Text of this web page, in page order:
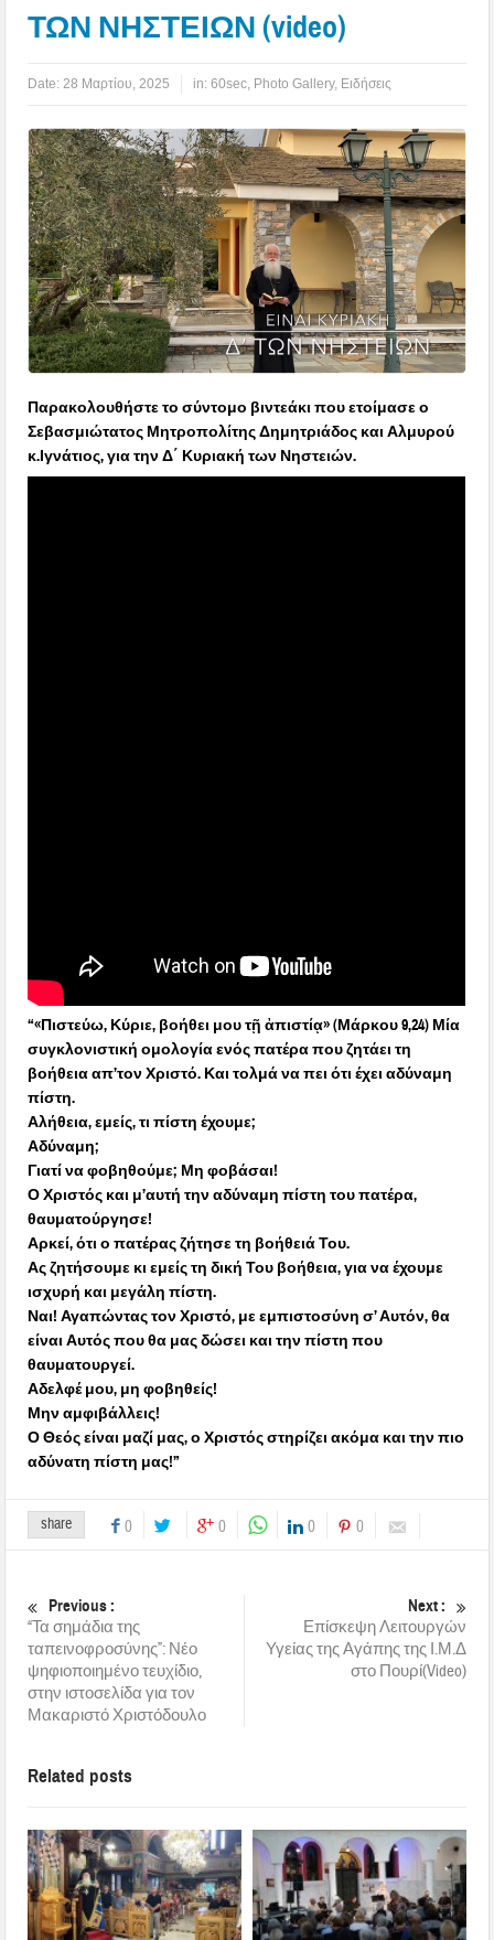
ΤΩΝ ΝΗΣΤΕΙΩΝ (video)
Date: 28 Μαρτίου, 2025 in:60sec Photo Gallery, Ειδήσεις
Παρακολουθήστε το σύντομο βιντεάκι που ετοίμασε ο
Σεβασμιώτατος Μητροπολίτης Δημητριάδος και Αλμυρού
κ.Ιγνάτιος, για την Δ΄ Κυριακή των Νηστειών.
“«Πιστεύω, Κύριε, βοήθει μου τῇ ἀπιστίᾳ» (Μάρκου 9,24) Μία
συγκλονιστική ομολογία ενός πατέρα που ζητάει τη
βοήθεια απ’τον Χριστό. Και τολμά να πει ότι έχει αδύναμη
πίστη.
Αλήθεια, εμείς, τι πίστη έχουμε;
Αδύναμη;
Γιατί να φοβηθούμε; Μη φοβάσαι!
Ο Χριστός και μ’αυτή την αδύναμη πίστη του πατέρα,
θαυματούργησε!
Αρκεί, ότι ο πατέρας ζήτησε τη βοήθειά Του.
Ας ζητήσουμε κι εμείς τη δική Του βοήθεια, για να έχουμε
ισχυρή και μεγάλη πίστη.
Ναι! Αγαπώντας τον Χριστό, με εμπιστοσύνη σ’ Αυτόν, θα
είναι Αυτός που θα μας δώσει και την πίστη που
θαυματουργεί.
Αδελφέ μου, μη φοβηθείς!
Μην αμφιβάλλεις!
Ο Θεός είναι μαζί μας, ο Χριστός στηρίζει ακόμα και την πιο
αδύνατη πίστη μας!”
share 0 0 0 0
Previous :
“Τα σημάδια της
ταπεινοφροσύνης”: Νέο
ψηφιοποιημένο τευχίδιο,
στην ιστοσελίδα για τον
Μακαριστό Χριστόδουλο
Next :
Επίσκεψη Λειτουργών
Υγείας της Αγάπης της Ι.Μ.Δ
στο Πουρί(Video)
Related posts